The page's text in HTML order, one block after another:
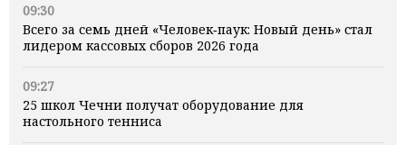
09:30
Всего за семь дней «Человек‑паук: Новый день» стал
лидером кассовых сборов 2026 года
09:27
25 школ Чечни получат оборудование для
настольного тенниса